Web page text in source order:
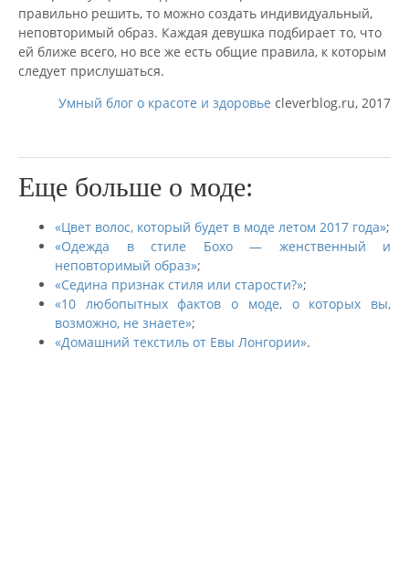
правильно решить, то можно создать индивидуальный,
неповторимый образ. Каждая девушка подбирает то, что
ей ближе всего, но все же есть общие правила, к которым
следует прислушаться.
Умный блог о красоте и здоровье cleverblog.ru, 2017
Еще больше о моде:
«Цвет волос, который будет в моде летом 2017 года»;
«Одежда в стиле Бохо — женственный и
неповторимый образ»;
«Седина признак стиля или старости?»;
«10 любопытных фактов о моде, о которых вы,
возможно, не знаете»;
«Домашний текстиль от Евы Лонгории».